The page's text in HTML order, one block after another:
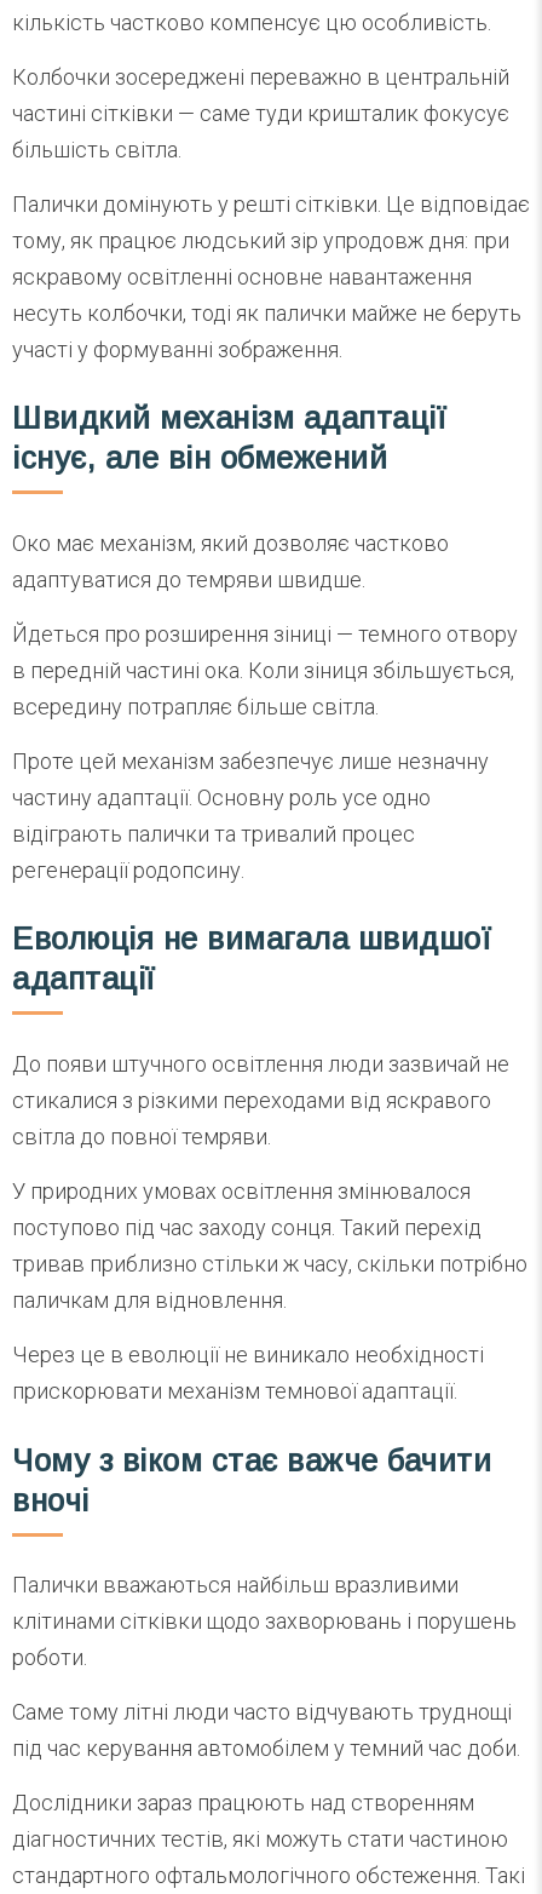
кількість частково компенсує цю особливість.
Колбочки зосереджені переважно в центральній
частині сітківки — саме туди кришталик фокусує
більшість світла.
Палички домінують у решті сітківки. Це відповідає
тому, як працює людський зір упродовж дня: при
яскравому освітленні основне навантаження
несуть колбочки, тоді як палички майже не беруть
участі у формуванні зображення.
Швидкий механізм адаптації
існує, але він обмежений
Око має механізм, який дозволяє частково
адаптуватися до темряви швидше.
Йдеться про розширення зіниці — темного отвору
в передній частині ока. Коли зіниця збільшується,
всередину потрапляє більше світла.
Проте цей механізм забезпечує лише незначну
частину адаптації. Основну роль усе одно
відіграють палички та тривалий процес
регенерації родопсину.
Еволюція не вимагала швидшої
адаптації
До появи штучного освітлення люди зазвичай не
стикалися з різкими переходами від яскравого
світла до повної темряви.
У природних умовах освітлення змінювалося
поступово під час заходу сонця. Такий перехід
тривав приблизно стільки ж часу, скільки потрібно
паличкам для відновлення.
Через це в еволюції не виникало необхідності
прискорювати механізм темнової адаптації.
Чому з віком стає важче бачити
вночі
Палички вважаються найбільш вразливими
клітинами сітківки щодо захворювань і порушень
роботи.
Саме тому літні люди часто відчувають труднощі
під час керування автомобілем у темний час доби.
Дослідники зараз працюють над створенням
діагностичних тестів, які можуть стати частиною
стандартного офтальмологічного обстеження. Такі